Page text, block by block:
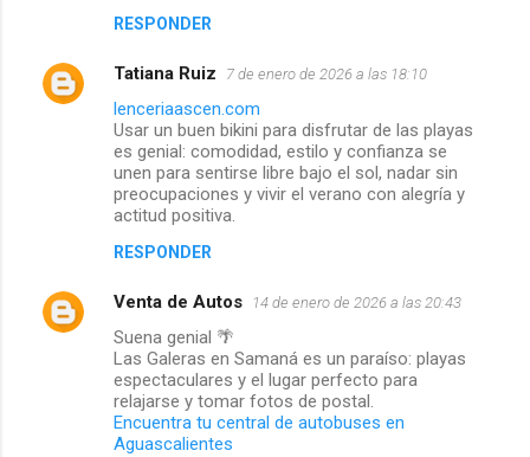
RESPONDER
Tatiana Ruiz 7 de enero de 2026 a las 18:10
lenceriaascen.com
Usar un buen bikini para disfrutar de las playas
es genial: comodidad, estilo y confianza se
unen para sentirse libre bajo el sol, nadar sin
preocupaciones y vivir el verano con alegría y
actitud positiva.
RESPONDER
Venta de Autos 14 de enero de 2026 a las 20:43
Suena genial 🌴
Las Galeras en Samaná es un paraíso: playas
espectaculares y el lugar perfecto para
relajarse y tomar fotos de postal.
Encuentra tu central de autobuses en
Aguascalientes